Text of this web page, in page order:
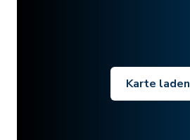
Karte laden